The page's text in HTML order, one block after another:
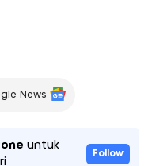
News
untuk
Follow